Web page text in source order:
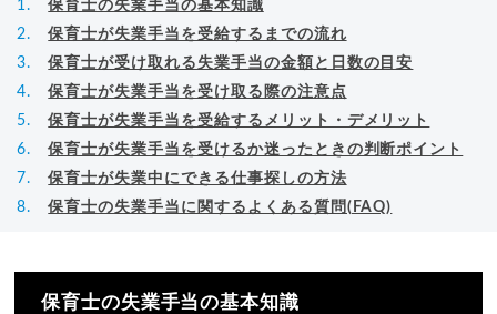
保育士の失業手当の基本知識
保育士が失業手当を受給するまでの流れ
保育士が受け取れる失業手当の金額と日数の目安
保育士が失業手当を受け取る際の注意点
保育士が失業手当を受給するメリット・デメリット
保育士が失業手当を受けるか迷ったときの判断ポイント
保育士が失業中にできる仕事探しの方法
保育士の失業手当に関するよくある質問(FAQ)
保育士の失業手当の基本知識